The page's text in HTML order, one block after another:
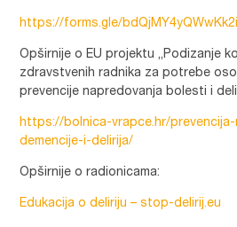
https://forms.gle/
Opširnije o EU projektu „Podizanje
zdravstvenih radnika za potrebe
prevencije napredovanja bolesti i
https://bolnica-vrapce.hr/
demencije-i-delirija/
Opširnije o radionicama:
Edukacija o deliriju – stop-delirij.eu